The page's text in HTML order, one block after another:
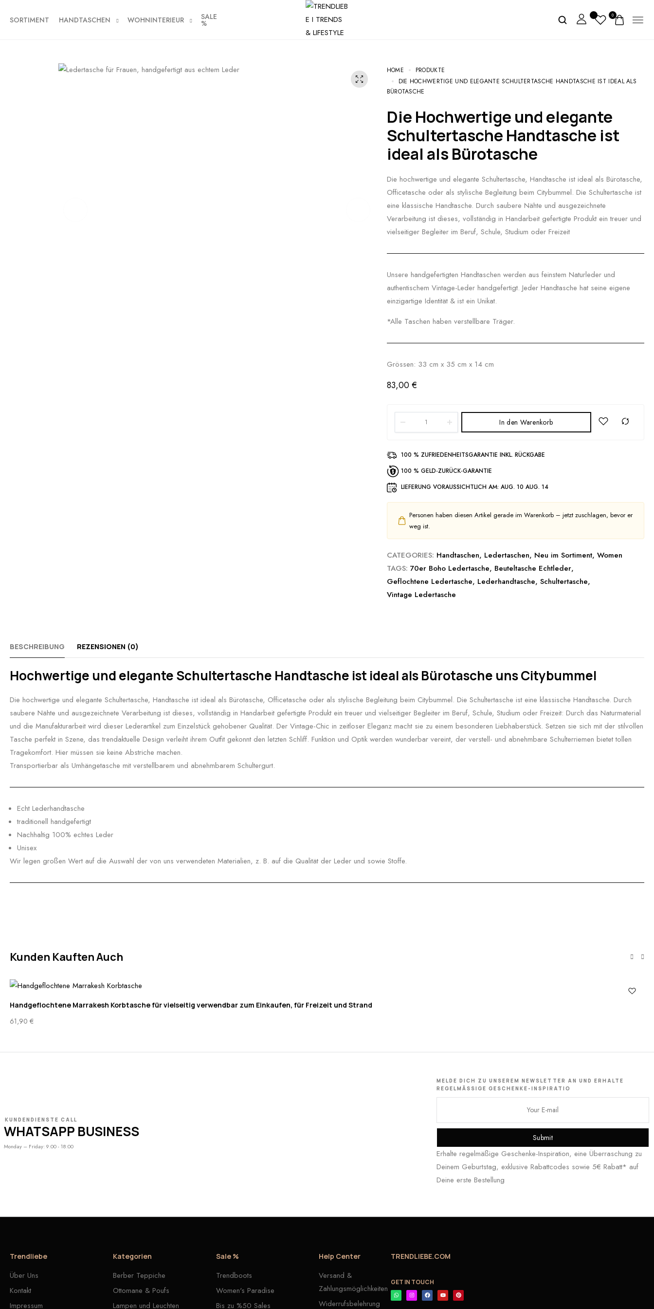
SORTIMENT HANDTASCHEN WOHNINTERIEUR SALE
%
0
HOME
PRODUKTE
DIE HOCHWERTIGE UND ELEGANTE SCHULTERTASCHE HANDTASCHE IST IDEAL ALS
BÜROTASCHE
Die Hochwertige und elegante
Schultertasche Handtasche ist
ideal als Bürotasche
Die hochwertige und elegante Schultertasche, Handtasche ist ideal als Bürotasche,
Officetasche oder als stylische Begleitung beim Citybummel. Die Schultertasche ist
eine klassische Handtasche. Durch saubere Nähte und ausgezeichnete
Verarbeitung ist dieses, vollständig in Handarbeit gefertigte Produkt ein treuer und
vielseitiger Begleiter im Beruf, Schule, Studium oder Freizeit
Unsere handgefertigten Handtaschen werden aus feinstem Naturleder und
authentischem Vintage-Leder handgefertigt. Jeder Handtasche hat seine eigene
einzigartige Identität & ist ein Unikat.
*Alle Taschen haben verstellbare Träger.
Grössen: 33 cm x 35 cm x 14 cm
83,00€
In den Warenkorb
100 % ZUFRIEDENHEITSGARANTIE INKL. RÜCKGABE
100 % GELD-ZURÜCK-GARANTIE
LIEFERUNG VORAUSSICHTLICH AM: AUG. 10 AUG. 14
Personen haben diesen Artikel gerade im Warenkorb – jetzt zuschlagen, bevor er
weg ist.
CATEGORIES: Handtaschen, Ledertaschen, Neu im Sortiment, Women
TAGS: 70er Boho Ledertasche, Beuteltasche Echtleder,
Geflochtene Ledertasche, Lederhandtasche, Schultertasche,
Vintage Ledertasche
BESCHREIBUNG REZENSIONEN (0)
Hochwertige und elegante Schultertasche Handtasche ist ideal als Bürotasche uns Citybummel
Die hochwertige und elegante Schultertasche, Handtasche ist ideal als Bürotasche, Officetasche oder als stylische Begleitung beim Citybummel. Die Schultertasche ist eine klassische Handtasche. Durch
saubere Nähte und ausgezeichnete Verarbeitung ist dieses, vollständig in Handarbeit gefertigte Produkt ein treuer und vielseitiger Begleiter im Beruf, Schule, Studium oder Freizeit: Durch das Naturmaterial
und die Manufakturarbeit wird dieser Lederartikel zum Einzelstück gehobener Qualität. Der Vintage-Chic in zeitloser Eleganz macht sie zu einem besonderen Liebhaberstück. Setzen sie sich mit der stilvollen
Tasche perfekt in Szene, das trendaktuelle Design verleiht ihrem Outfit gekonnt den letzten Schliff. Funktion und Optik werden wunderbar vereint, der verstell- und abnehmbare Schulterriemen bietet tollen
Tragekomfort. Hier müssen sie keine Abstriche machen.
Transportierbar als Umhängetasche mit verstellbarem und abnehmbarem Schultergurt.
Echt Lederhandtasche
traditionell handgefertigt
Nachhaltig 100% echtes Leder
Unisex
Wir legen großen Wert auf die Auswahl der von uns verwendeten Materialien, z. B. auf die Qualität der Leder und sowie Stoffe.
Kunden Kauften Auch
Handgeflochtene Marrakesh Korbtasche für vielseitig verwendbar zum Einkaufen, für Freizeit und Strand
61,90 €
KUNDENDIENSTE CALL
WHATSAPP BUSINESS
Monday – Friday: 9:00 - 18:00
MELDE DICH ZU UNSEREM NEWSLETTER AN UND ERHALTE
REGELMÄSSIGE GESCHENKE-INSPIRATIO
Submit
Erhalte regelmäßige Geschenke-Inspiration, eine Überraschung zu
Deinem Geburtstag, exklusive Rabattcodes sowie 5€ Rabatt* auf
Deine erste Bestellung
Trendliebe
Über Uns
Kontakt
Impressum
Kategorien
Berber Teppiche
Ottomane & Poufs
Lampen und Leuchten
Sale %
Trendboots
Women's Paradise
Bis zu %50 Sales
Help Center
Versand &
Zahlungsmöglichkeiten
Widerrufsbelehrung
TRENDLIEBE.COM
GET IN TOUCH